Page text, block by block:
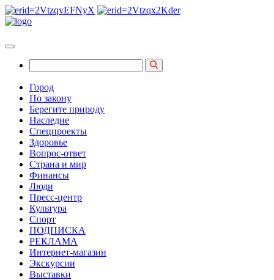
Город
По закону
Берегите природу
Наследие
Спецпроекты
Здоровье
Вопрос-ответ
Страна и мир
Финансы
Люди
Пресс-центр
Культура
Спорт
ПОДПИСКА
РЕКЛАМА
Интернет-магазин
Экскурсии
Выставки